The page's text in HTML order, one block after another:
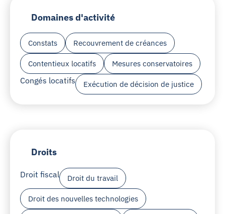
Domaines d'activité
Constats Recouvrement de créances
Contentieux locatifs Mesures conservatoires
Congés locatifs Exécution de décision de justice
Droits
Droit fiscal Droit du travail
Droit des nouvelles technologies